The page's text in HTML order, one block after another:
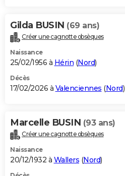
Gilda BUSIN (69 ans)
Créer une cagnotte obsèques
Naissance
25/02/1956 à Hérin (Nord)
Décès
17/02/2026 à Valenciennes (Nord)
Marcelle BUSIN (93 ans)
Créer une cagnotte obsèques
Naissance
20/12/1932 à Wallers (Nord)